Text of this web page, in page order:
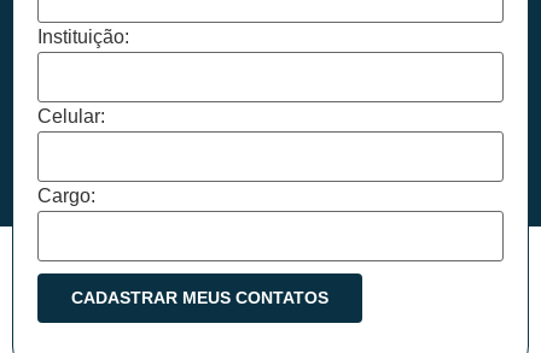
Instituição:
Celular:
Cargo: